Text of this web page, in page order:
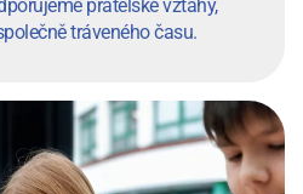
přátelské vztahy,
tráveného času.